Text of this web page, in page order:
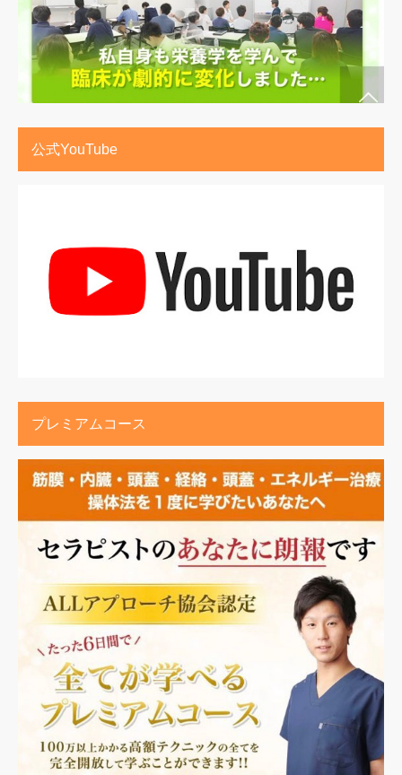
公式YouTube
プレミアムコース